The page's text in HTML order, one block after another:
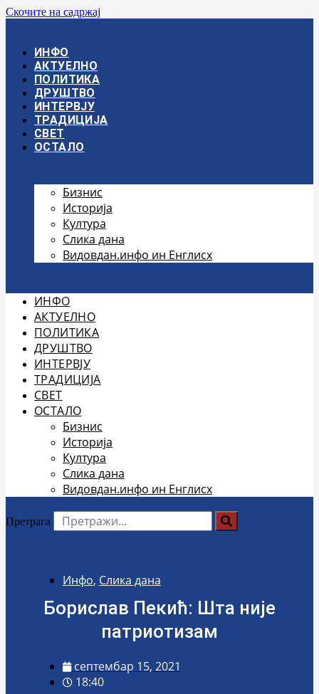
Скочите на садржај
ИНФО
АКТУЕЛНО
ПОЛИТИКА
ДРУШТВО
ИНТЕРВЈУ
ТРАДИЦИЈА
СВЕТ
ОСТАЛО
Бизнис
Историја
Култура
Слика дана
Видовдан.инфо ин Енглисх
ИНФО
АКТУЕЛНО
ПОЛИТИКА
ДРУШТВО
ИНТЕРВЈУ
ТРАДИЦИЈА
СВЕТ
ОСТАЛО
Бизнис
Историја
Култура
Слика дана
Видовдан.инфо ин Енглисх
Претрага
Инфо, Слика дана
Борислав Пекић: Шта није
патриотизам
септембар 15, 2021
18:40